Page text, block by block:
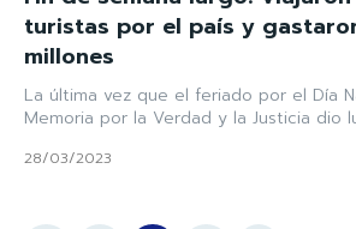
turistas por el país y
millones
La última vez que el feriado por el Día
Memoria por la Verdad y la Justicia dio
28/03/2023